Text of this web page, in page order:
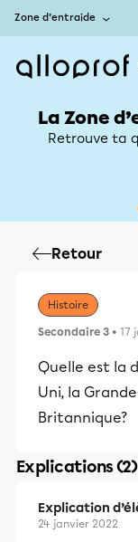
Zone d’entraide
La Zone
Retrouve ta
Retour
Histoire
Secondaire 3 • 17
Quelle est la
Uni, la
Britannique?
Explications (2)
Explication
24 janvier 2022